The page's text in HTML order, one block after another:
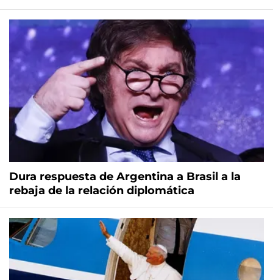
Dura respuesta de Argentina a Brasil a la
rebaja de la relación diplomática